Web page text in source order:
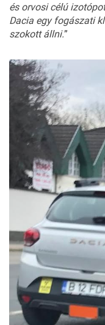
és orvosi célú
Dacia egy fogászati
szokott állni.”